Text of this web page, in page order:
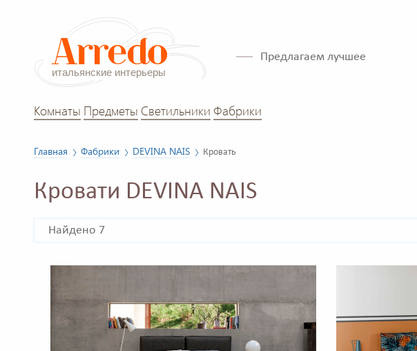
Предлагаем лучшее
Комнаты Предметы Светильники Фабрики
Главная Фабрики DEVINA NAIS Кровать
Кровати DEVINA NAIS
Найдено 7